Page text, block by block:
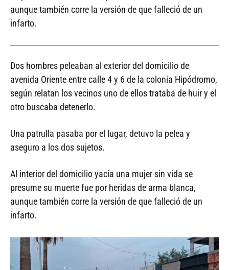
aunque también corre la versión de que falleció de un
infarto.
Dos hombres peleaban al exterior del domicilio de
avenida Oriente entre calle 4 y 6 de la colonia Hipódromo,
según relatan los vecinos uno de ellos trataba de huir y el
otro buscaba detenerlo.
Una patrulla pasaba por el lugar, detuvo la pelea y
aseguro a los dos sujetos.
Al interior del domicilio yacía una mujer sin vida se
presume su muerte fue por heridas de arma blanca,
aunque también corre la versión de que falleció de un
infarto.